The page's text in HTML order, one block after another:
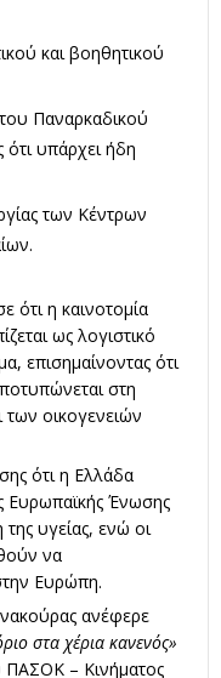
και βοηθητικού
Παναρκαδικού
υπάρχει ήδη
των Κέντρων
ότι η καινοτομία
ως λογιστικό
επισημαίνοντας ότι
στη
οικογενειών
ότι η Ελλάδα
Ευρωπαϊκής Ένωσης
υγείας, ενώ οι
να
Ευρώπη.
ανέφερε
στα χέρια κανενός»
ΠΑΣΟΚ – Κινήματος